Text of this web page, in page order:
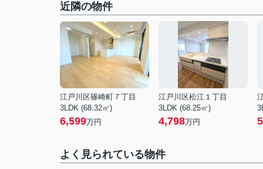
近隣の物件
江戸川区篠崎町７丁目
3LDK (68.32㎡)
6,599万円
江戸川区松江１丁目
3LDK (68.25㎡)
4,798万円
よく見られている物件